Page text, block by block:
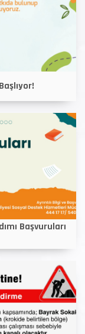
Başvuruları